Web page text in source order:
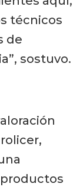
técnicos
de
sostuvo.